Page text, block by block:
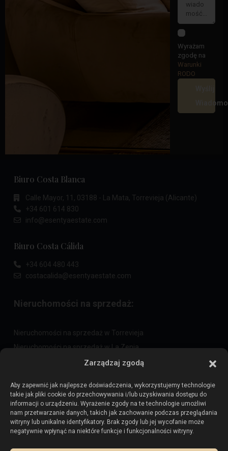
Zarządzaj zgodą
Aby zapewnić jak najlepsze doświadczenia, wykorzystujemy technologie
takie jak pliki cookie do przechowywania i/lub uzyskiwania dostępu do
informacji o urządzeniu. Wyrażenie zgody na te technologie umożliwi
nam przetwarzanie danych, takich jak zachowanie podczas przeglądania
witryny lub unikalne identyfikatory. Brak zgody lub jej wycofanie może
negatywnie wpłynąć na niektóre funkcje i funkcjonalności witryny.
Wyrażam
zgodę na
Warunki
RODO
Biuro Costa Blanca
Calle Mayor, 11, 03188 - La Mata, Torrevieja (Alicante)
+34 601 614 830
info@esentyaestate.com
Biuro Costa Cálida
+34 604 480 443
costacalida@esentyaestate.com
Nieruchomości na sprzedaż:
Nieruchomości na sprzedaż w Torrevieja
Nieruchomości na sprzedaż w La Zenia
Nieruchomości na sprzedaż w Cabo Roig
Sprzedaj swoją nieruchomość:
Sprzedaj nieruchomość w La Mata